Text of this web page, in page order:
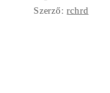
Szerző:rchrd